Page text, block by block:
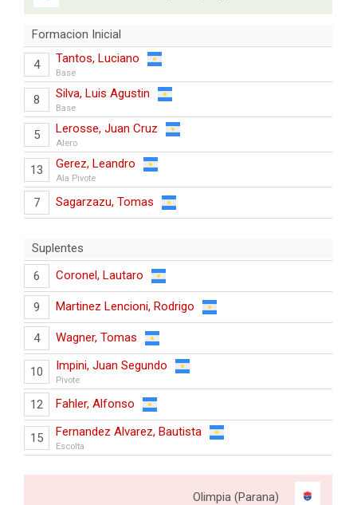
Formacion Inicial
4 Tantos, Luciano
Base
8 Silva, Luis Agustin
Base
5 Lerosse, Juan Cruz
Alero
13 Gerez, Leandro
Ala Pivote
7 Sagarzazu, Tomas
Suplentes
6
Coronel, Lautaro
9 Martinez Lencioni, Rodrigo
4 Wagner, Tomas
10 Impini, Juan Segundo
Pivote
12 Fahler, Alfonso
15 Fernandez Alvarez, Bautista
Escolta
Olimpia (Parana)